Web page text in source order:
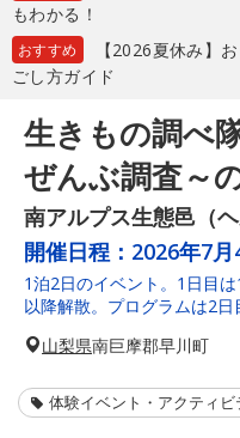
もわかる！
おすすめ
【2026夏休み】
ごし方ガイド
生きもの調べ
ぜんぶ調査～
南アルプス生態邑（
開催日程： 2026年7
1泊2日のイベント。1日目
以降解散。プログラムは2日
山梨県南巨摩郡早川町
体験イベント・アクティビ